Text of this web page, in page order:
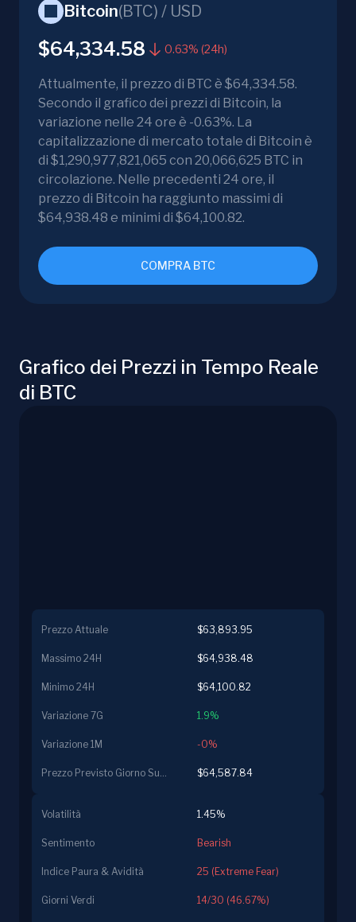
Bitcoin(BTC) / USD
$64,334.58 0.63% (24h)
Attualmente, il prezzo di BTC è $64,334.58.
Secondo il grafico dei prezzi di Bitcoin, la
variazione nelle 24 ore è -0.63%. La
capitalizzazione di mercato totale di Bitcoin è
di $1,290,977,821,065 con 20,066,625 BTC in
circolazione. Nelle precedenti 24 ore, il
prezzo di Bitcoin ha raggiunto massimi di
$64,938.48 e minimi di $64,100.82.
COMPRA BTC
Grafico dei Prezzi in Tempo Reale
di BTC
Prezzo Attuale $63,893.95
Massimo 24H $64,938.48
Minimo 24H $64,100.82
Variazione 7G 1.9%
Variazione 1M -0%
Prezzo Previsto Giorno Successivo $64,587.84
Volatilità 1.45%
Sentimento Bearish
Indice Paura & Avidità 25 (Extreme Fear)
Giorni Verdi 14/30 (46.67%)